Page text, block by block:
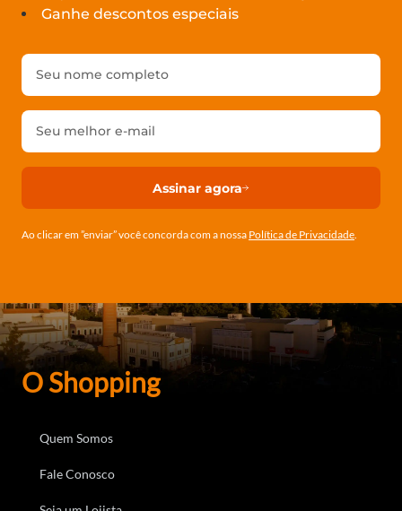
Ganhe descontos especiais
Assinar agora
Ao clicar em ”enviar” você concorda com a nossa Política de Privacidade.
O Shopping
Quem Somos
Fale Conosco